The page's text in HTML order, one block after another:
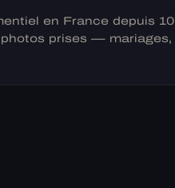
en France depuis 10
prises — mariages,